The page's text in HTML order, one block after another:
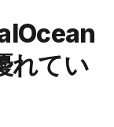
れてい